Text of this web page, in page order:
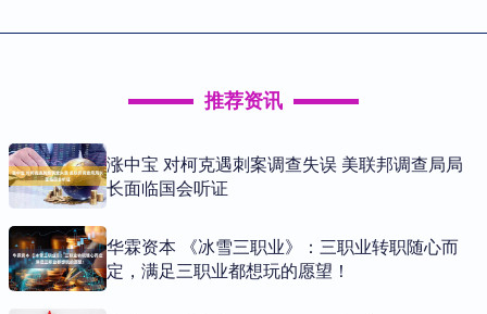
推荐资讯
涨中宝 对柯克遇刺案调查失误 美联邦调查局局
长面临国会听证
华霖资本 《冰雪三职业》：三职业转职随心而
定，满足三职业都想玩的愿望！